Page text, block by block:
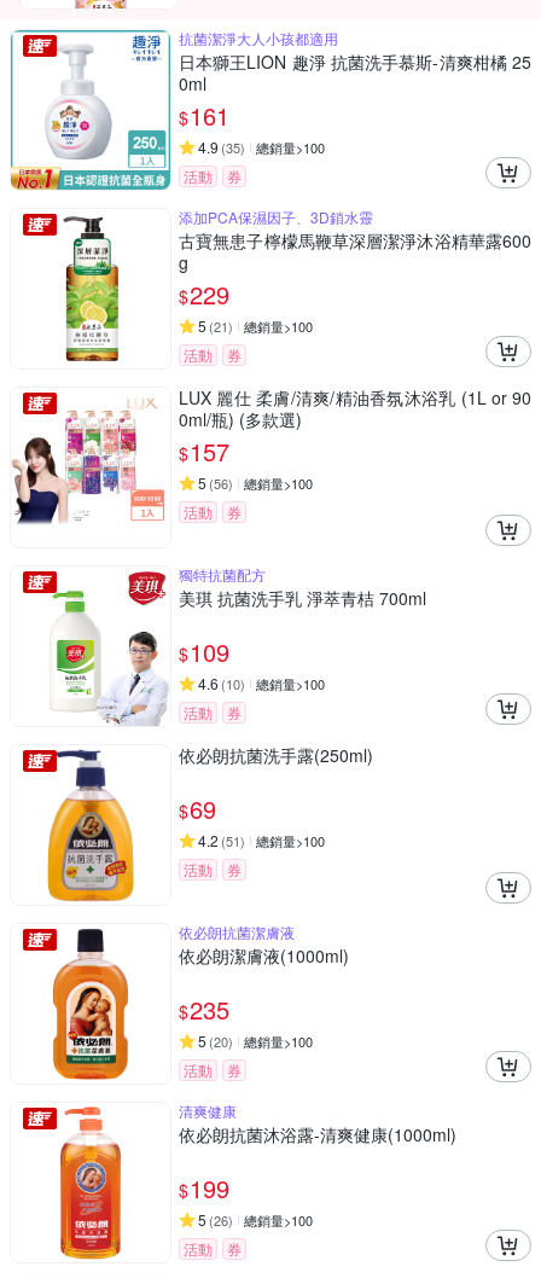
抗菌潔淨大人小孩都適用
日本獅王LION 趣淨 抗菌洗手慕斯-清爽柑橘 25
0ml
$161
4.9 (35) 總銷量>100
活動
券
添加PCA保濕因子、3D鎖水靈
古寶無患子檸檬馬鞭草深層潔淨沐浴精華露600
g
$229
5 (21) 總銷量>100
活動 券
LUX 麗仕 柔膚/清爽/精油香氛沐浴乳 (1L or 90
0ml/瓶) (多款選)
$157
5 (56) 總銷量>100
活動 券
獨特抗菌配方
美琪 抗菌洗手乳 淨萃青桔 700ml
$109
4.6 (10) 總銷量>100
活動 券
依必朗抗菌洗手露(250ml)
$69
4.2 (51) 總銷量>100
活動 券
依必朗抗菌潔膚液
依必朗潔膚液(1000ml)
$235
5 (20) 總銷量>100
活動
券
清爽健康
依必朗抗菌沐浴露-清爽健康(1000ml)
$199
5 (26) 總銷量>100
活動
券